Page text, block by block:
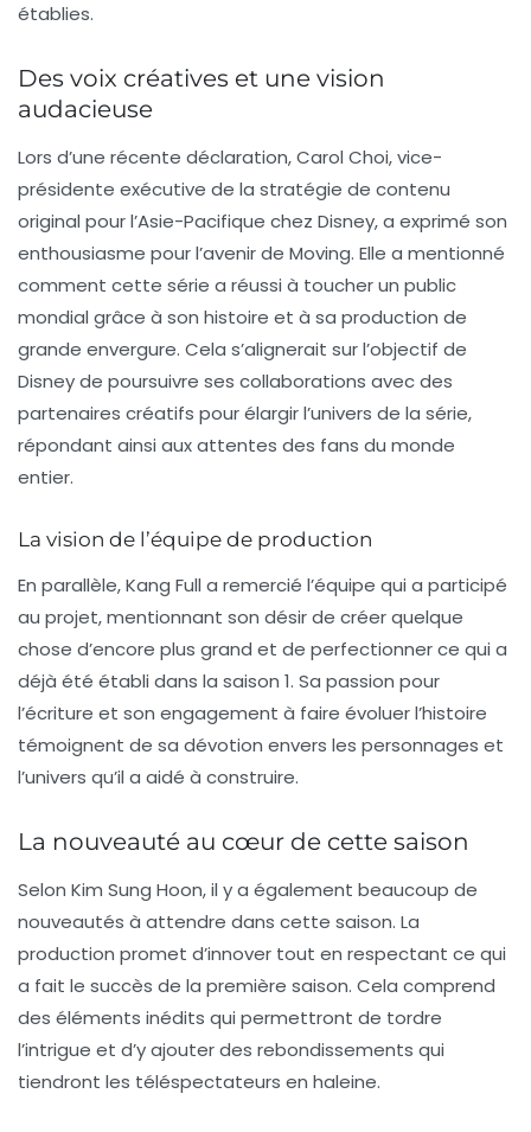
établies.
Des voix créatives et une vision
audacieuse
Lors d’une récente déclaration,Carol Choi, vice-
présidente exécutive de la stratégie de contenu
original pour l’Asie-Pacifique chez Disney, a exprimé son
enthousiasme pour l’avenir de Moving. Elle a mentionné
comment cette série a réussi à toucher un public
mondial grâce à son histoire et à sa production de
grande envergure. Cela s’alignerait sur l’objectif de
Disney de poursuivre ses collaborations avec des
partenaires créatifs pour élargir l’univers de la série,
répondant ainsi aux attentes des fans du monde
entier.
La vision de l’équipe de production
En parallèle,Kang Full a remercié l’équipe qui a participé
au projet, mentionnant son désir de créer quelque
chose d’encore plus grand et de perfectionner ce qui a
déjà été établi dans la saison 1. Sa passion pour
l’écriture et son engagement à faire évoluer l’histoire
témoignent de sa dévotion envers les personnages et
l’univers qu’il a aidé à construire.
La nouveauté au cœur de cette saison
Selon Kim Sung Hoon, il y a également beaucoup de
nouveautés à attendre dans cette saison. La
production promet d’innover tout en respectant ce qui
a fait le succès de la première saison. Cela comprend
des éléments inédits qui permettront de tordre
l’intrigue et d’y ajouter des rebondissements qui
tiendront les téléspectateurs en haleine.